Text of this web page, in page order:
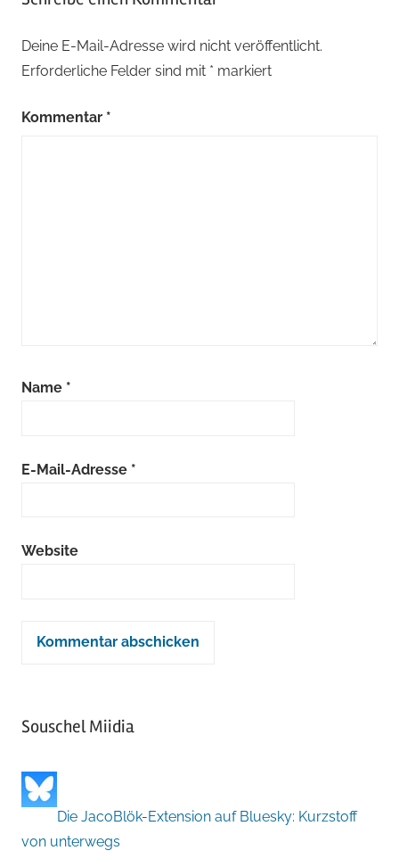
Deine E-Mail-Adresse wird nicht veröffentlicht.
Erforderliche Felder sind mit * markiert
Kommentar *
Name *
E-Mail-Adresse *
Website
Souschel Miidia
Die JacoBlök-Extension auf Bluesky: Kurzstoff
von unterwegs